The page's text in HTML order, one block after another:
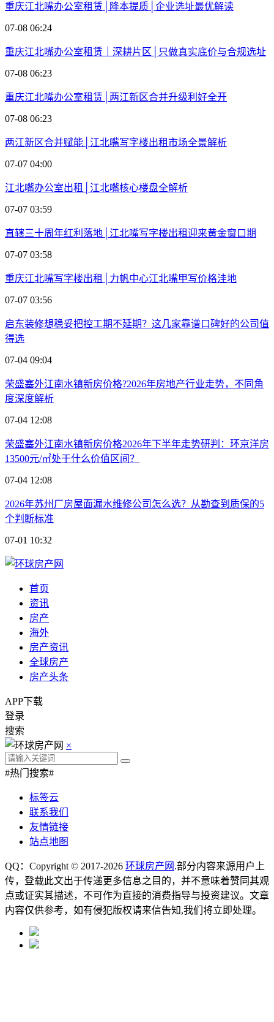
重庆江北嘴办公室租赁│降本提质│企业选址最优解读
07-08 06:24
重庆江北嘴办公室租赁｜深耕片区│只做真实底价与合规选址
07-08 06:23
重庆江北嘴办公室租赁│两江新区合并升级利好全开
07-08 06:23
两江新区合并赋能│江北嘴写字楼出租市场全景解析
07-07 04:00
江北嘴办公室出租│江北嘴核心楼盘全解析
07-07 03:59
直辖三十周年红利落地│江北嘴写字楼出租迎来黄金窗口期
07-07 03:58
重庆江北嘴写字楼出租│力帆中心江北嘴甲写价格洼地
07-07 03:56
启东装修想稳妥把控工期不延期？这几家靠谱口碑好的公司值
得选
07-04 09:04
荣盛塞外江南水镇新房价格?2026年房地产行业走势，不同角
度深度解析
07-04 12:08
荣盛塞外江南水镇新房价格2026年下半年走势研判：环京洋房
13500元/㎡处于什么价值区间？
07-04 12:08
2026年苏州厂房屋面漏水维修公司怎么选？从勘查到质保的5
个判断标准
07-01 10:32
首页
资讯
房产
海外
房产资讯
全球房产
房产头条
APP下载
登录
搜索
×
#热门搜索#
标签云
联系我们
友情链接
站点地图
QQ：Copyright © 2017-2026 环球房产网 .部分内容来源用户上
传，登载此文出于传递更多信息之目的，并不意味着赞同其观
点或证实其描述，不可作为直接的消费指导与投资建议。文章
内容仅供参考，如有侵犯版权请来信告知,我们将立即处理。